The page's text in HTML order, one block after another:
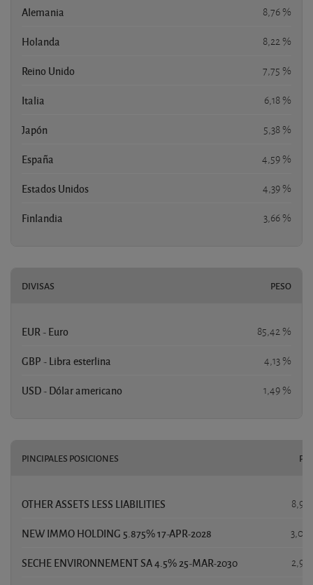
Alemania 8,76 %
Holanda 8,22 %
Reino Unido 7,75 %
Italia 6,18 %
Japón 5,38 %
España 4,59 %
Estados Unidos 4,39 %
Finlandia 3,66 %
DIVISAS PESO
EUR - Euro 85,42 %
GBP - Libra esterlina 4,13 %
USD - Dólar americano 1,49 %
PINCIPALES POSICIONES
OTHER ASSETS LESS LIABILITIES 8,95
NEW IMMO HOLDING 5.875% 17-APR-2028 3,02
SECHE ENVIRONNEMENT SA 4.5% 25-MAR-2030 2,99